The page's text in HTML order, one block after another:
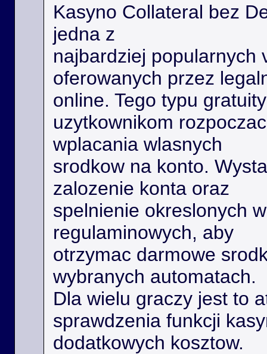
Kasyno Collateral bez
jedna z
najbardziej popularnych
oferowanych przez
online. Tego typu
uzytkownikom
wplacania wlasnych
srodkow na konto.
zalozenie konta oraz
spelnienie okreslonych
regulaminowych, aby
otrzymac darmowe
wybranych automatach.
Dla wielu graczy jest to
sprawdzenia funkcji
dodatkowych kosztow.